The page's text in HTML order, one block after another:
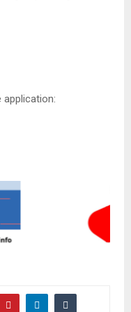
application: